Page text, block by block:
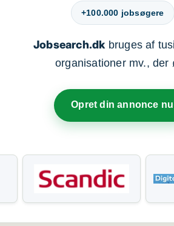
+100.000 jobsøgere
Jobsearch.dkbruges af
organisationer mv.,
Opret din annonce nu